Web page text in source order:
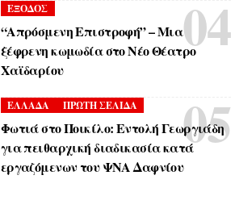
ΕΞΟΔΟΣ
“Απρόσμενη Επιστροφή” – Μια
ξέφρενη κωμωδία στο Νέο Θέατρο
Χαϊδαρίου
ΕΛΛΑΔΑ ΠΡΩΤΗ ΣΕΛΙΔΑ
Φωτιά στο Ποικίλο: Εντολή Γεωργιάδη
για πειθαρχική διαδικασία κατά
εργαζόμενων του ΨΝΑ Δαφνίου